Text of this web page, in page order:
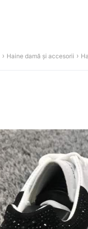
› Haine damă și accesorii ›